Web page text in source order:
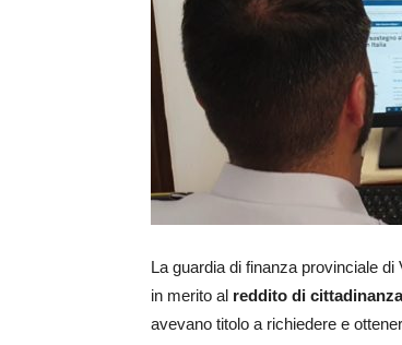
La guardia di finanza provinciale
in merito al reddito di cittadinanza
avevano titolo a richiedere e